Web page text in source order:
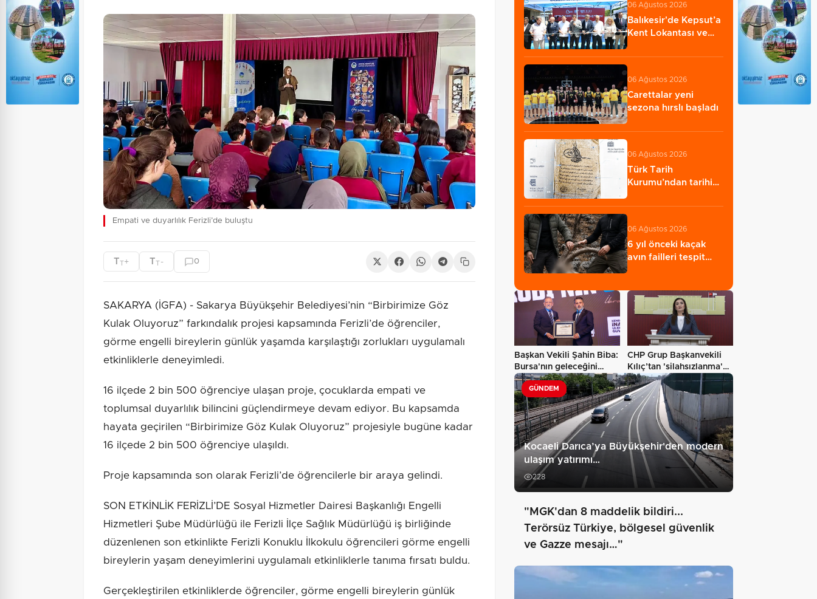
Empati ve duyarlılık Ferizli’de buluştu
TT+ TT - 0
SAKARYA (İGFA) - Sakarya Büyükşehir Belediyesi’nin “Birbirimize Göz
Kulak Oluyoruz” farkındalık projesi kapsamında Ferizli’de öğrenciler,
görme engelli bireylerin günlük yaşamda karşılaştığı zorlukları uygulamalı
etkinliklerle deneyimledi.
16 ilçede 2 bin 500 öğrenciye ulaşan proje, çocuklarda empati ve
toplumsal duyarlılık bilincini güçlendirmeye devam ediyor. Bu kapsamda
hayata geçirilen “Birbirimize Göz Kulak Oluyoruz” projesiyle bugüne kadar
16 ilçede 2 bin 500 öğrenciye ulaşıldı.
Proje kapsamında son olarak Ferizli’de öğrencilerle bir araya gelindi.
SON ETKİNLİK FERİZLİ’DE Sosyal Hizmetler Dairesi Başkanlığı Engelli
Hizmetleri Şube Müdürlüğü ile Ferizli İlçe Sağlık Müdürlüğü iş birliğinde
düzenlenen son etkinlikte Ferizli Konuklu İlkokulu öğrencileri görme engelli
bireylerin yaşam deneyimlerini uygulamalı etkinliklerle tanıma fırsatı buldu.
Gerçekleştirilen etkinliklerde öğrenciler, görme engelli bireylerin günlük
06 Ağustos 2026
Balıkesir'de Kepsut’a
Kent Lokantası ve
06 Ağustos 2026
Carettalar yeni
sezona hırslı başladı
06 Ağustos 2026
Türk Tarih
Kurumu’ndan tarihi
platformda…
06 Ağustos 2026
6 yıl önceki kaçak
avın failleri tespit
Başkan Vekili Şahin Biba:
Bursa'nın geleceğini
bütüncül…
CHP Grup Başkanvekili
Kılıç’tan 'silahsızlanma'
vurgusu…
GÜNDEM
Kocaeli Darıca’ya Büyükşehir'den modern
ulaşım yatırımı…
228
"MGK'dan 8 maddelik bildiri...
Terörsüz Türkiye, bölgesel güvenlik
ve Gazze mesajı…"